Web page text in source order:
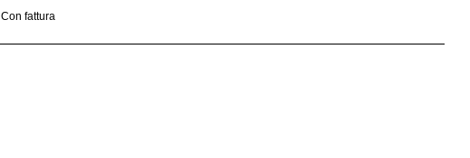
Con fattura